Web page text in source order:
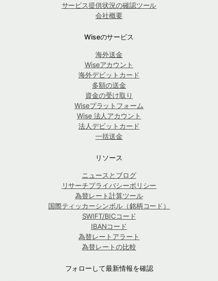
サービス提供状況の確認ツール
会社概要
Wiseのサービス
海外送金
Wiseアカウント
海外デビットカード
多額の送金
資金の受け取り
Wiseプラットフォーム
Wise 法人アカウント
法人デビットカード
一括送金
リソース
ニュースとブログ
リサーチプライバシーポリシー
為替レート計算ツール
国際ティッカーシンボル（銘柄コード）
SWIFT/BICコード
IBANコード
為替レートアラート
為替レートの比較
フォローして最新情報を確認